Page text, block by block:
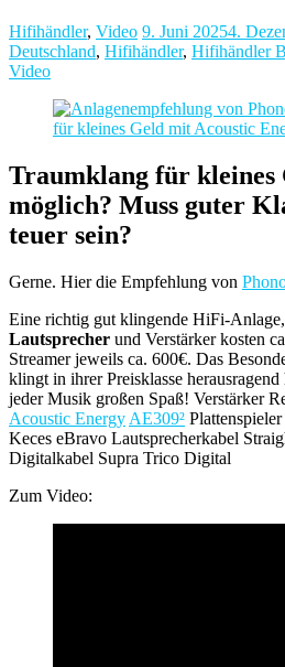
Hifihändler, Video 9. Juni 20254.
Deutschland, Hifihändler, Hifihändler
Video
Traumklang für kleines
möglich? Muss guter
teuer sein?
Gerne. Hier die Empfehlung von
Eine richtig gut klingende HiFi-
Lautsprecher und Verstärker kosten
Streamer jeweils ca. 600€. Das
klingt in ihrer Preisklasse
jeder Musik großen Spaß! Verstärker
Acoustic Energy AE309²
Keces eBravo Lautsprecherkabel
Digitalkabel Supra Trico Digital
Zum Video: